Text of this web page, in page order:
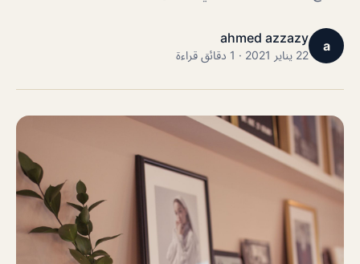
a
ahmed azzazy
22 يناير 2021 · 1 دقائق قراءة